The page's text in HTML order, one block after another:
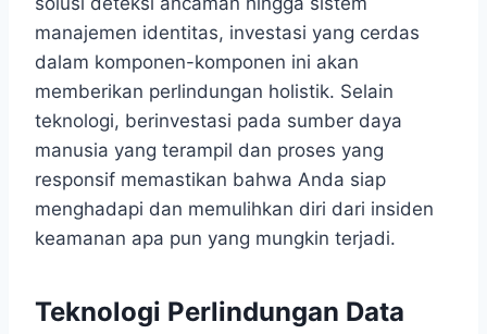
manajemen identitas, investasi yang cerdas
dalam komponen-komponen ini akan
memberikan perlindungan holistik. Selain
teknologi, berinvestasi pada sumber daya
manusia yang terampil dan proses yang
responsif memastikan bahwa Anda siap
menghadapi dan memulihkan diri dari insiden
keamanan apa pun yang mungkin terjadi.
Teknologi Perlindungan Data